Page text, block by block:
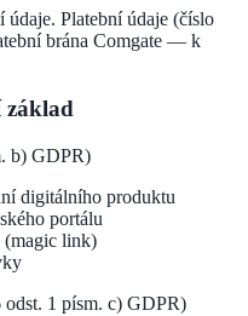
údaje. Platební údaje (číslo
brána Comgate — k
základ
b) GDPR)
digitálního produktu
portálu
(magic link)
1 písm. c) GDPR)